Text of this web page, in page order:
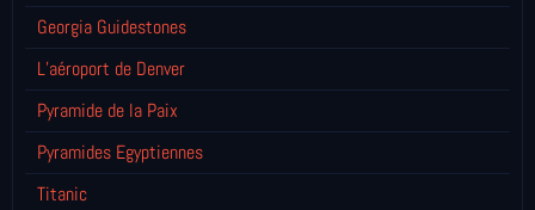
Georgia Guidestones
L’aéroport de Denver
Pyramide de la Paix
Pyramides Egyptiennes
Titanic